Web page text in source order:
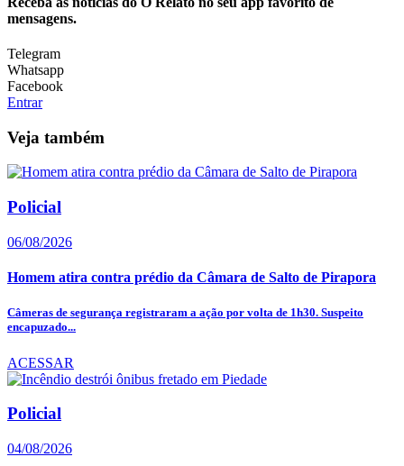
mensagens.
Telegram
Whatsapp
Facebook
Entrar
Veja também
Policial
06/08/2026
Homem atira contra prédio da Câmara de Salto de Pirapora
Câmeras de segurança registraram a ação por volta de 1h30. Suspeito
encapuzado...
ACESSAR
Policial
04/08/2026